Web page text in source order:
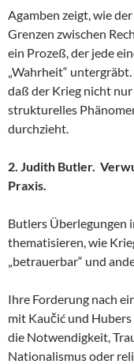
Agamben zeigt, wie
Grenzen zwischen
ein Prozeß, der jede
„Wahrheit“
daß der Krieg nicht
strukturelles
durchzieht.
2. Judith Butler.
Praxis.
Butlers Überlegungen
thematisieren, wie
„betrauerbar“ und
Ihre Forderung nach
mit Kaučić und Hubers
die Notwendigkeit,
Nationalismus oder